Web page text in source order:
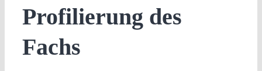
Profilierung des
Fachs